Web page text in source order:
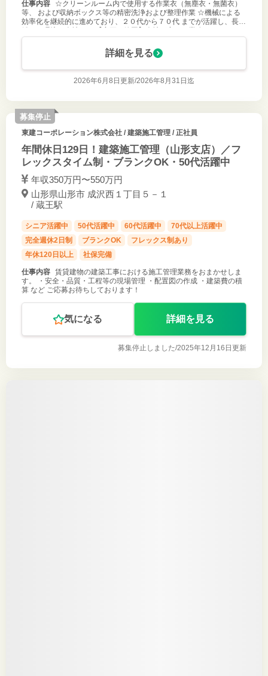
仕事内容
☆クリーンルーム内で使用する作業衣（無塵衣・無菌衣）
等、 および収納ボックス等の精密洗浄および整理作業 ☆機械による
効率化を継続的に進めており、２０代から７０代 までが活躍し、長く
働ける環境の会社です 【変更の範囲】会社が定める業務
詳細を見る
2026年6月8日更新/2026年8月31日迄
募集停止
東建コーポレーション株式会社/ 建築施工管理 / 正社員
年間休日129日！建築施工管理（山形支店）／フ
レックスタイム制・ブランクOK・50代活躍中
年収350万円〜550万円
山形県山形市 成沢西１丁目５－１
/ 蔵王駅
シニア活躍中 50代活躍中 60代活躍中
70代以上活躍中
完全週休2日制
ブランクOK
フレックス制あり
年休120日以上
社保完備
仕事内容 賃貸建物の建築工事における施工管理業務をおまかせしま
す。 ・安全・品質・工程等の現場管理 ・配置図の作成 ・建築費の積
算 など ご応募お待ちしております！
気になる 詳細を見る
募集停止しました/2025年12月16日更新